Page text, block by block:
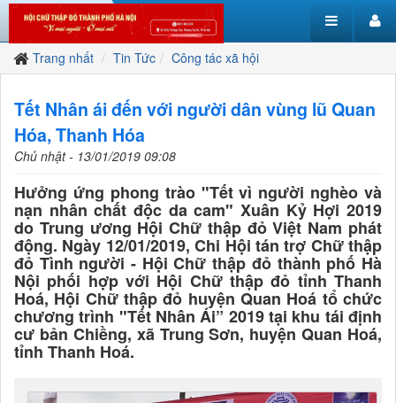
Trang nhất Tin Tức Công tác xã hội
Tết Nhân ái đến với người dân vùng lũ Quan
Hóa, Thanh Hóa
Chủ nhật - 13/01/2019 09:08
Hưởng ứng phong trào "Tết vì người nghèo và
nạn nhân chất độc da cam" Xuân Kỷ Hợi 2019
do Trung ương Hội Chữ thập đỏ Việt Nam phát
động. Ngày 12/01/2019, Chi Hội tán trợ Chữ thập
đỏ Tình người - Hội Chữ thập đỏ thành phố Hà
Nội phối hợp với Hội Chữ thập đỏ tỉnh Thanh
Hoá, Hội Chữ thập đỏ huyện Quan Hoá tổ chức
chương trình "Tết Nhân Ái” 2019 tại khu tái định
cư bản Chiềng, xã Trung Sơn, huyện Quan Hoá,
tỉnh Thanh Hoá.